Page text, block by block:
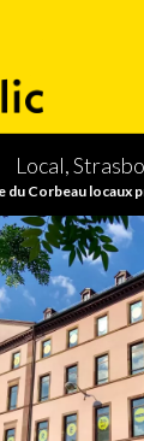
Local,
du Corbeau locaux